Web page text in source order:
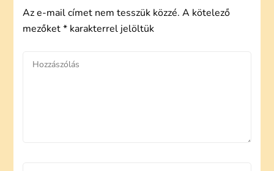
Az e-mail címet nem tesszük közzé. A kötelező
mezőket* karakterrel jelöltük